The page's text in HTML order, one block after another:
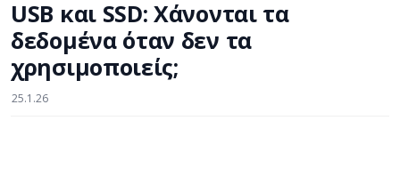
USB και SSD: Χάνονται τα
δεδομένα όταν δεν τα
χρησιμοποιείς;
25.1.26